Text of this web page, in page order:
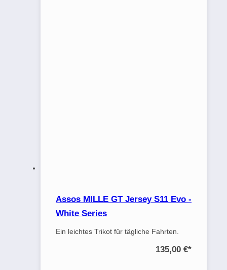
Assos MILLE GT Jersey S11 Evo -
White Series
Ein leichtes Trikot für tägliche Fahrten.
135,00 €*